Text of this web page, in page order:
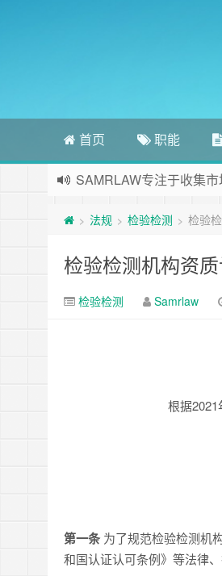
首页 职能
SAMRLAW专注于收集
> 法规 > 检验检测 > 检验
检验检测机构资
检验检测 Samrlaw
根据2021
第一条 为了规范检验检测机
和国认证认可条例》等法律